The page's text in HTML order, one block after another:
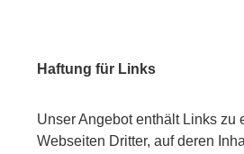
Haftung für Links
Unser Angebot enthält Links zu
Webseiten Dritter, auf deren